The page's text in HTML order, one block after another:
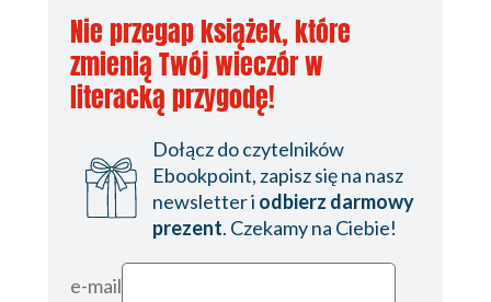
Nie przegap książek, które
zmienią Twój wieczór w
literacką przygodę!
Dołącz do czytelników
Ebookpoint, zapisz się na nasz
newsletter i odbierz darmowy
prezent. Czekamy na Ciebie!
e-mail